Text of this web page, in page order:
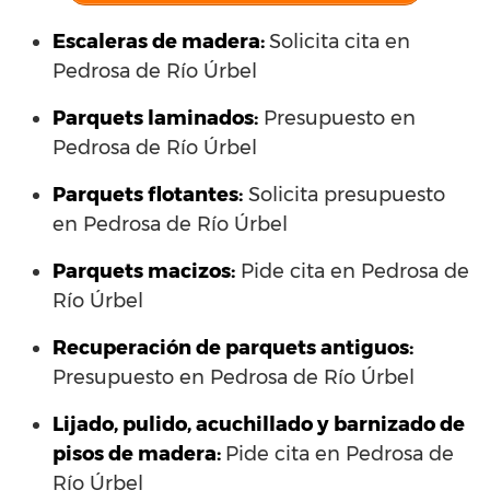
Escaleras de madera:Solicita cita en
Pedrosa de Río Úrbel
Parquets laminados: Presupuesto en
Pedrosa de Río Úrbel
Parquets flotantes: Solicita presupuesto
en Pedrosa de Río Úrbel
Parquets macizos: Pide cita en Pedrosa de
Río Úrbel
Recuperación de parquets antiguos:
Presupuesto en Pedrosa de Río Úrbel
Lijado, pulido, acuchillado y barnizado de
pisos de madera: Pide cita en Pedrosa de
Río Úrbel